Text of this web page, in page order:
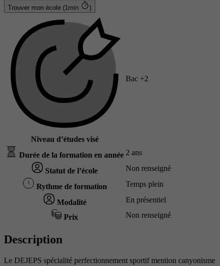
Trouver mon école (1min )
Niveau d’études visé
Bac +2
Durée de la formation en année 2 ans
Statut de l’école Non renseigné
Rythme de formation Temps plein
Modalité En présentiel
Prix Non renseigné
Description
Le DEJEPS spécialité perfectionnement sportif mention canyonisme